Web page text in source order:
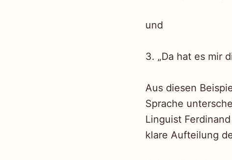
und
3. „Da hat es mir
Aus diesen
Sprache
Linguist
klare Aufteilung